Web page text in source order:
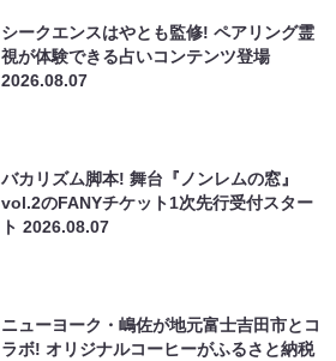
シークエンスはやとも監修! ペアリング霊
視が体験できる占いコンテンツ登場
2026.08.07
バカリズム脚本! 舞台『ノンレムの窓』
vol.2のFANYチケット1次先行受付スター
ト2026.08.07
ニューヨーク・嶋佐が地元富士吉田市とコ
ラボ! オリジナルコーヒーがふるさと納税